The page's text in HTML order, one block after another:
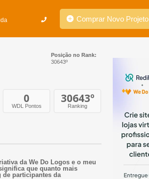
Comprar Novo Projeto
Posição no Rank:
30643º
0
WDL Pontos
30643º
Ranking
da We Do Logos e o meu
que quanto mais
participantes da